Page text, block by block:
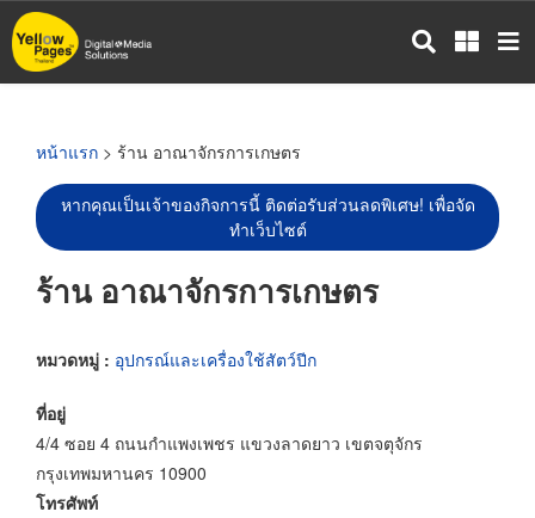
ข้าม
ไป
หน้าแรก > ร้าน อาณาจักรการเกษตร
หากคุณเป็นเจ้าของกิจการนี้ ติดต่อรับส่วนลดพิเศษ! เพื่อจัด
ทำเว็บไซต์
ร้าน อาณาจักรการเกษตร
หมวดหมู่ : อุปกรณ์และเครื่องใช้สัตว์ปีก
ที่อยู่
4/4 ซอย 4 ถนนกำแพงเพชร แขวงลาดยาว เขตจตุจักร
กรุงเทพมหานคร 10900
โทรศัพท์